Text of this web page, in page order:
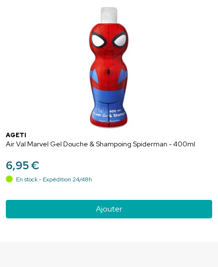
AGETI
Air Val Marvel Gel Douche & Shampoing Spiderman - 400ml
6,95€
En stock - Expédition 24/48h
Ajouter